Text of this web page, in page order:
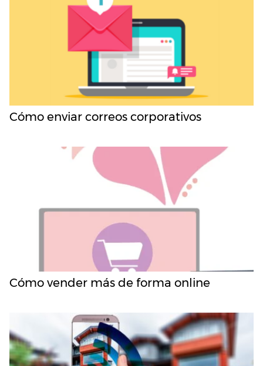
Cómo enviar correos corporativos
Cómo vender más de forma online